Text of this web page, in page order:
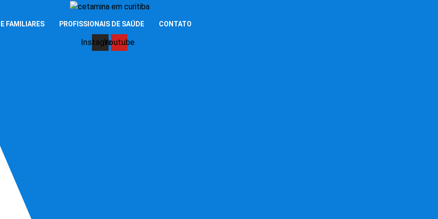
FAMILIARES PROFISSIONAIS DE SAÚDE CONTATO
InstagramYoutube